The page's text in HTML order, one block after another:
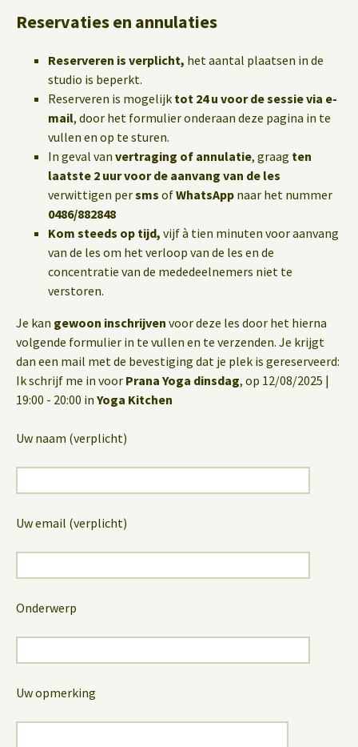
Reservaties en annulaties
Reserveren is verplicht, het aantal plaatsen in de
studio is beperkt.
Reserveren is mogelijk tot 24 u voor de sessie via e-
mail, door het formulier onderaan deze pagina in te
vullen en op te sturen.
In geval van vertraging of annulatie, graag ten
laatste 2 uur voor de aanvang van de les
verwittigen persms ofWhatsApp naar het nummer
0486/882848
Kom steeds op tijd, vijf à tien minuten voor aanvang
van de les om het verloop van de les en de
concentratie van de mededeelnemers niet te
verstoren.
Je kan gewoon inschrijven voor deze les door het hierna
volgende formulier in te vullen en te verzenden. Je krijgt
dan een mail met de bevestiging dat je plek is gereserveerd:
Ik schrijf me in voor Prana Yoga dinsdag, op 12/08/2025 |
19:00 - 20:00 in Yoga Kitchen
Uw naam (verplicht)
Uw email (verplicht)
Onderwerp
Uw opmerking